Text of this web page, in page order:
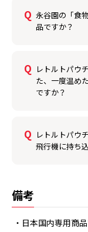
永谷園の「食
品ですか？
レトルトパウ
た、一度温め
ですか？
レトルトパウ
飛行機に持ち
備考
・日本国内専用商品